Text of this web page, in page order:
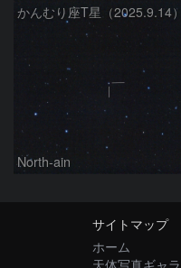
かんむり座T星（2025.9.14）
North-ain
サイトマップ
ホーム
天体写真ギャ